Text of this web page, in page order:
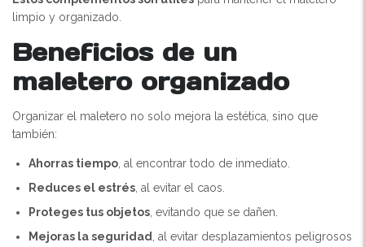
limpio y organizado.
Beneficios de un
maletero organizado
Organizar el maletero no solo mejora la estética, sino que
también:
Ahorras tiempo , al encontrar todo de inmediato.
Reduces el estrés , al evitar el caos.
Proteges tus objetos , evitando que se dañen.
Mejoras la seguridad
, al evitar desplazamientos peligrosos